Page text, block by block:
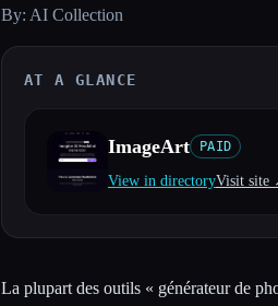
By: AI Collection
AT A GLANCE
ImageArt PAID
View in directoryVisit site
La plupart des outils « générateur de